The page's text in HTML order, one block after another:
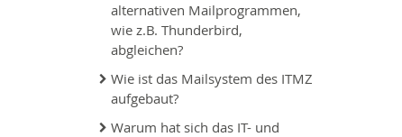
alternativen Mailprogrammen,
wie z.B. Thunderbird,
abgleichen?
Wie ist das Mailsystem des ITMZ
aufgebaut?
Warum hat sich das IT- und